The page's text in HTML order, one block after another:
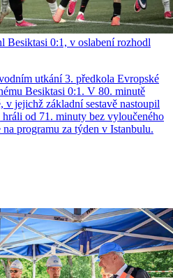
Besiktasi 0:1, v oslabení rozhodl
utkání 3. předkola Evropské
Besiktasi 0:1. V 80. minutě
jejichž základní sestavě nastoupil
od 71. minuty bez vyloučeného
programu za týden v Istanbulu.